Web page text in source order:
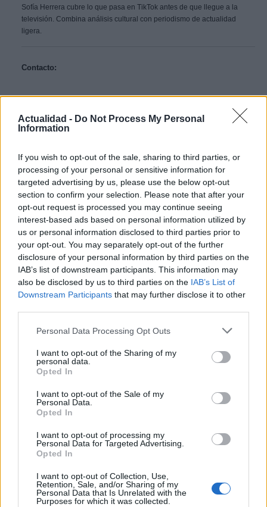
Actualidad - Do Not Process My Personal
Information
If you wish to opt-out of the sale, sharing to third parties, or
processing of your personal or sensitive information for
targeted advertising by us, please use the below opt-out
section to confirm your selection. Please note that after your
opt-out request is processed you may continue seeing
interest-based ads based on personal information utilized by
us or personal information disclosed to third parties prior to
your opt-out. You may separately opt-out of the further
disclosure of your personal information by third parties on the
IAB’s list of downstream participants. This information may
also be disclosed by us to third parties on the IAB’s List of
Downstream Participants that may further disclose it to other
Please note that this website/app uses one or more Google
not limited to your visit or usage behaviour. You may click to
grant or deny consent to Google and its third-party tags to
use your data for below specified purposes in below Google
consent section.
Personal Data Processing Opt Outs
I want to opt-out of the Sharing of my
personal data.
Opted In
I want to opt-out of the Sale of my
Personal Data.
Opted In
I want to opt-out of processing my
Personal Data for Targeted Advertising.
Opted In
I want to opt-out of Collection, Use,
Retention, Sale, and/or Sharing of my
Personal Data that Is Unrelated with the
Purposes for which it was collected.
Sofía Herrera cubre lo que pasa en TikTok antes de que llegue a la
televisión. Combina análisis cultural con periodismo de actualidad
ligera.
Contacto:
ARTÍCULO SIGUIENTE
Más leídos
SALUD Y BIENESTAR
La crianza cotidiana se construye mediante decisiones
pequeñas…
SALUD Y BIENESTAR